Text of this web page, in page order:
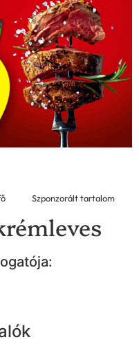
Szponzorált tartalom